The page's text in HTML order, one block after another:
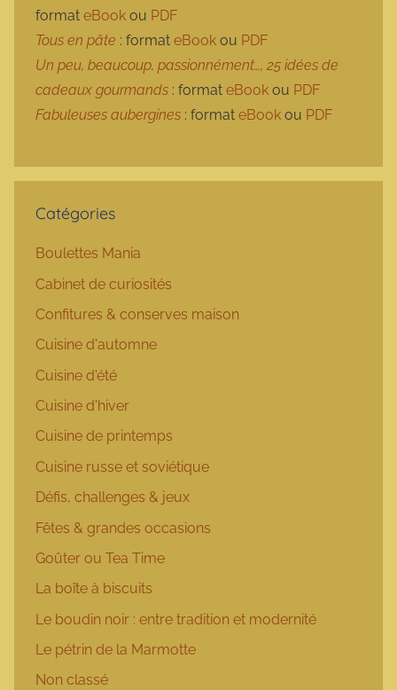
format eBook ou PDF
Tous en pâte : format eBook ou PDF
Un peu, beaucoup, passionnément…, 25 idées de
cadeaux gourmands : format eBook ou PDF
Fabuleuses aubergines : format eBook ou PDF
Catégories
Boulettes Mania
Cabinet de curiosités
Confitures & conserves maison
Cuisine d'automne
Cuisine d'été
Cuisine d'hiver
Cuisine de printemps
Cuisine russe et soviétique
Défis, challenges & jeux
Fêtes & grandes occasions
Goûter ou Tea Time
La boîte à biscuits
Le boudin noir : entre tradition et modernité
Le pétrin de la Marmotte
Non classé